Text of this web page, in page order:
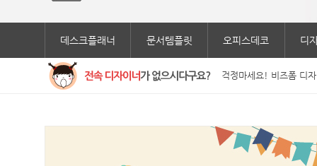
데스크플래너 문서템플릿 오피스데코 디
걱정마세요! 비즈폼 디